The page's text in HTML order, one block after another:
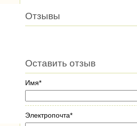
Отзывы
Оставить отзыв
Имя*
Электропочта*